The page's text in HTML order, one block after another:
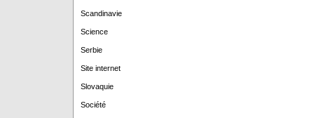
Scandinavie
Science
Serbie
Site internet
Slovaquie
Société